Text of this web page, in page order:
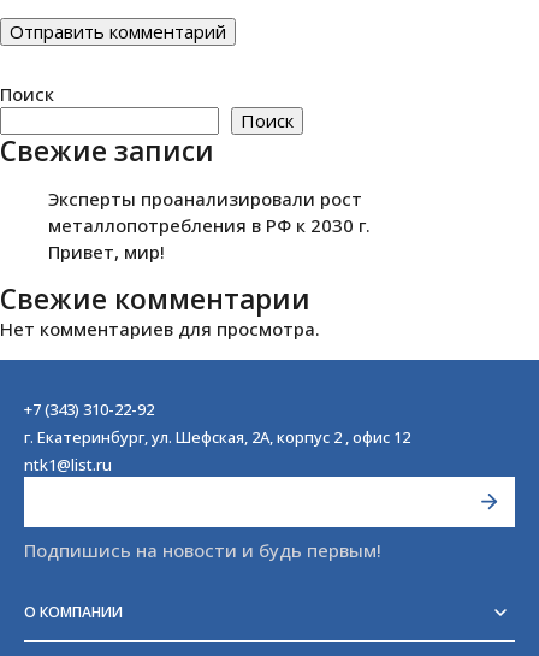
Поиск
Поиск
Свежие записи
Эксперты проанализировали рост
металлопотребления в РФ к 2030 г.
Привет, мир!
Свежие комментарии
Нет комментариев для просмотра.
+7 (343) 310-22-92
г. Екатеринбург, ул. Шефская, 2А, корпус 2 , офис 12
ntk1@list.ru
Подпишись на новости и будь первым!
О КОМПАНИИ